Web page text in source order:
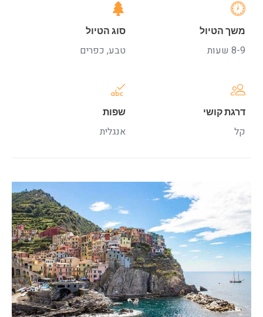
משך הטיול
8-9 שעות
סוג הטיול
טבע, כפרים
דרגת קושי
קל
שפות
אנגלית